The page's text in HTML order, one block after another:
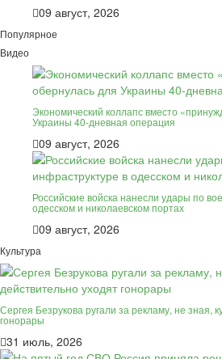
09 август, 2026
Популярное
Видео
Экономический коллапс вместо
Украины 40-дневная операция
09 август, 2026
Российские войска нанесли удары по
одесском и николаевском портах
09 август, 2026
Культура
Сергея Безрукова ругали за рекламу, не зная,
гонорары
31 июль, 2026